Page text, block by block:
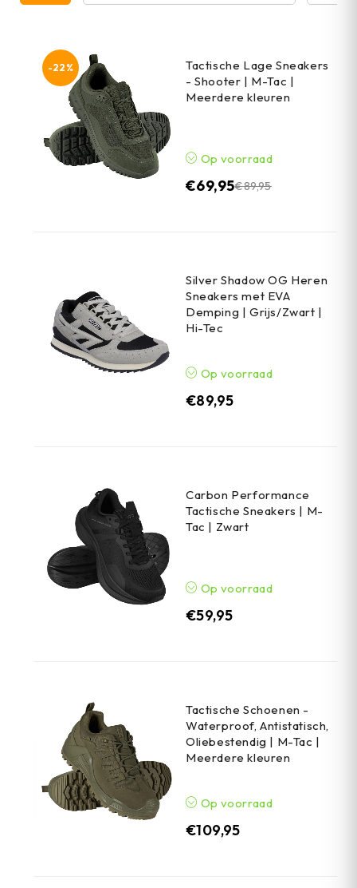
-22%
Tactische Lage Sneakers
- Shooter | M-Tac |
Meerdere kleuren
Op voorraad
€89,95
€69,95
Silver Shadow OG Heren
Sneakers met EVA
Demping | Grijs/Zwart |
Hi-Tec
Op voorraad
€89,95
Carbon Performance
Tactische Sneakers | M-
Tac | Zwart
Op voorraad
€59,95
Tactische Schoenen -
Waterproof, Antistatisch,
Oliebestendig | M-Tac |
Meerdere kleuren
Op voorraad
€109,95